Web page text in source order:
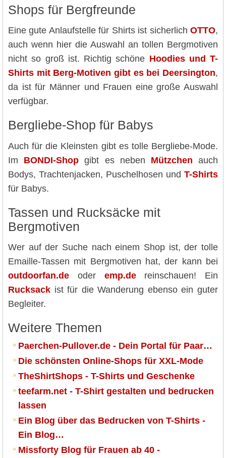
Shops für Bergfreunde
Eine gute Anlaufstelle für Shirts ist sicherlich OTTO,
auch wenn hier die Auswahl an tollen Bergmotiven
nicht so groß ist. Richtig schöne Hoodies und T-
Shirts mit Berg-Motiven gibt es bei Deersington,
da ist für Männer und Frauen eine große Auswahl
verfügbar.
Bergliebe-Shop für Babys
Auch für die Kleinsten gibt es tolle Bergliebe-Mode.
Im BONDI-Shop gibt es neben Mützchen auch
Bodys, Trachtenjacken, Puschelhosen und T-Shirts
für Babys.
Tassen und Rucksäcke mit
Bergmotiven
Wer auf der Suche nach einem Shop ist, der tolle
Emaille-Tassen mit Bergmotiven hat, der kann bei
outdoorfan.de oder emp.dereinschauen! Ein
Rucksack ist für die Wanderung ebenso ein guter
Begleiter.
Weitere Themen
Paerchen-Pullover.de - Dein Portal für Paar…
Die schönsten Online-Shops für XXL-Mode
TheShirtShops - T-Shirts und Geschenke
teefarm.net - T-Shirt gestalten und bedrucken
lassen
Ein Blog über das Bedrucken von T-Shirts -
Ein Blog…
Missforty Blog für Frauen ab 40 -